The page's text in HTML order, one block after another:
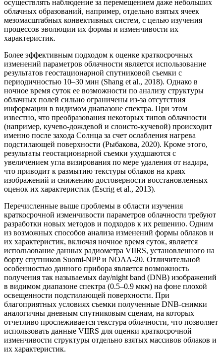
осуществлять наблюдение за перемещением даже небольших
облачных образований, например, отдельно взятых ячеек
мезомасштабных конвективных систем, с целью изучения
процессов эволюции их формы и изменчивости их
характеристик.
Более эффективным подходом к оценке краткосрочных
изменений параметров облачности является использование
результатов геостационарной спутниковой съемки с
периодичностью 10–30 мин (Shang et al., 2018). Однако в
ночное время суток ее возможности по анализу структуры
облачных полей сильно ограничены из-за отсутствия
информации в видимом диапазоне спектра. При этом
известно, что преобразования некоторых типов облачности
(например, кучево-дождевой и слоисто-кучевой) происходит
именно после захода Солнца за счет ослабления нагрева
подстилающей поверхности (Рыбакова, 2020). Кроме этого,
результаты геостационарной съемки ухудшаются с
увеличением угла визирования по мере удаления от надира,
что приводит к размытию текстуры облаков на краях
изображений и снижению достоверности восстановленных
оценок их характеристик (Escrig et al., 2013).
Перечисленные выше проблемы в области изучения
краткосрочной изменчивости параметров облачности требуют
разработки новых методов и подходов к их решению. Одним
из возможных способов анализа изменений формы облаков и
их характеристик, включая ночное время суток, является
использование данных радиометра VIIRS, установленного на
борту спутников Suomi-NPP и NOAA-20. Отличительной
особенностью данного прибора является возможность
получения так называемых day/night band (DNB) изображений
в видимом диапазоне спектра (0.5–0.9 мкм) на фоне плохой
освещенности подстилающей поверхности. При
благоприятных условиях съемки полученные DNB-снимки
аналогичны дневным спутниковым сценам, на которых
отчетливо прослеживается текстура облачности, что позволяет
использовать данные VIIRS для оценки краткосрочной
изменчивости структуры отдельно взятых массивов облаков и
их характеристик.